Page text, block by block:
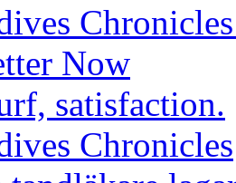
Now
satisfaction.
Chronicles